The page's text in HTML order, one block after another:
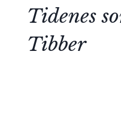
Tidenes
Tibber